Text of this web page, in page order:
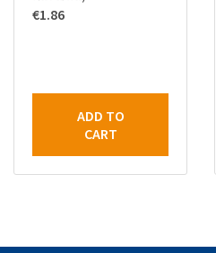
€1.86
ADD TO
CART